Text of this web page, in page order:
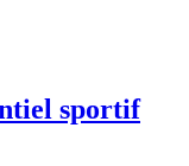
sportif